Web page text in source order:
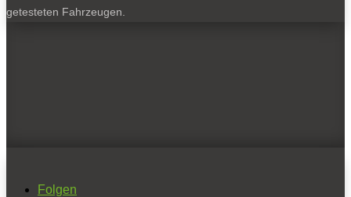
getesteten Fahrzeugen.
Folgen